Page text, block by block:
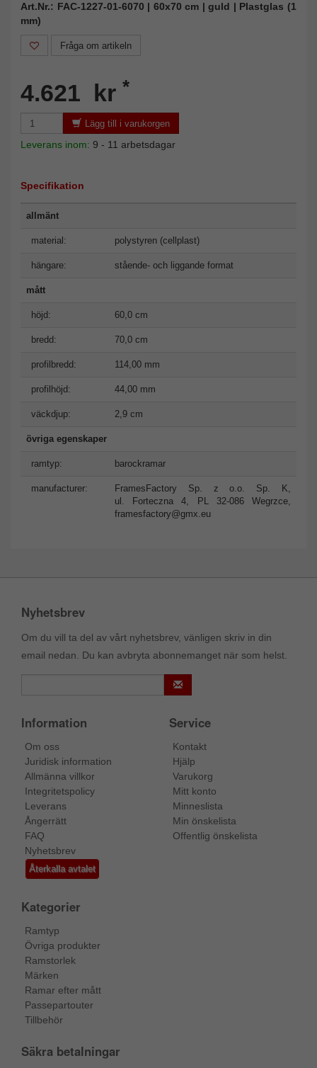
Art.Nr.: FAC-1227-01-6070 | 60x70 cm | guld | Plastglas (1
mm)
Fråga om artikeln
4.621 kr *
Lägg till i varukorgen
Leverans inom: 9 - 11 arbetsdagar
Specifikation
allmänt
material: polystyren (cellplast)
hängare: stående- och liggande format
mått
höjd: 60,0 cm
bredd: 70,0 cm
profilbredd: 114,00 mm
profilhöjd: 44,00 mm
väckdjup: 2,9 cm
övriga egenskaper
ramtyp: barockramar
manufacturer:
FramesFactory Sp. z o.o. Sp. K,
ul. Forteczna 4, PL 32-086 Wegrzce,
framesfactory@gmx.eu
Nyhetsbrev
Om du vill ta del av vårt nyhetsbrev, vänligen skriv in din
email nedan. Du kan avbryta abonnemanget när som helst.
Information
Om oss
Juridisk information
Allmänna villkor
Integritetspolicy
Leverans
Ångerrätt
FAQ
Nyhetsbrev
Återkalla avtalet
Service
Kontakt
Hjälp
Varukorg
Mitt konto
Minneslista
Min önskelista
Offentlig önskelista
Kategorier
Ramtyp
Övriga produkter
Ramstorlek
Märken
Ramar efter mått
Passepartouter
Tillbehör
Säkra betalningar